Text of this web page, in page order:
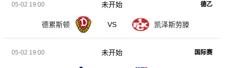
05-02 19:00 德乙
德累斯顿 VS 凯泽斯劳滕
未开始
05-02 19:00 国际赛
未开始